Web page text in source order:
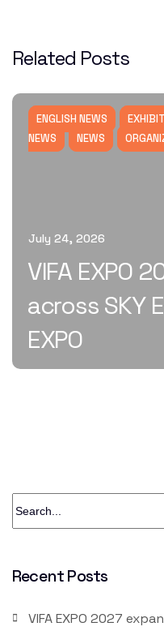
Related Posts
ENGLISH NEWS
NEWS
NEWS
July 24, 2026
VIFA EXPO
across SKY
EXPO
Recent Posts
VIFA EXPO 2027